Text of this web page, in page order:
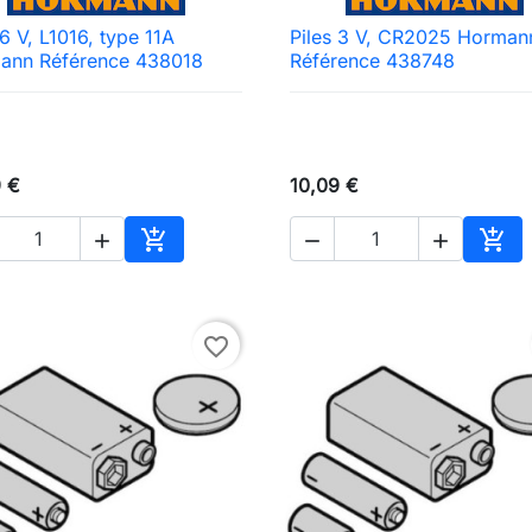
 Aperçu rapide
V, L1016, type 11A
Référence 438018
€
 
Ajouter au panier
 Aperçu rapide
Piles 3 V, CR2025
Référence 438748
10,09 €
  
favorite_border